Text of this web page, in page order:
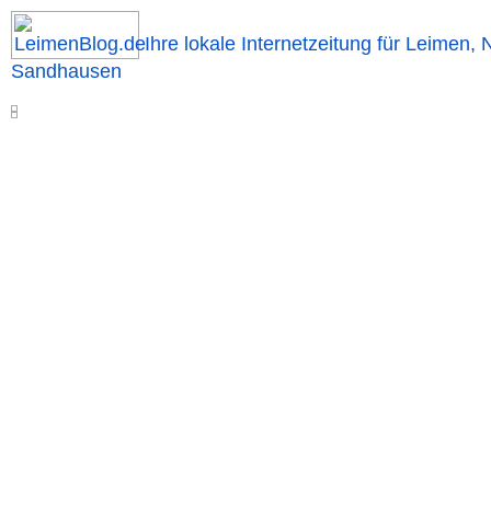
Ihre lokale Internetzeitung für Leimen,
Sandhausen